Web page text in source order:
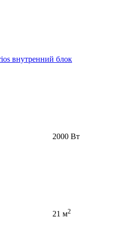
внутренний блок
2000 Вт
21 м2